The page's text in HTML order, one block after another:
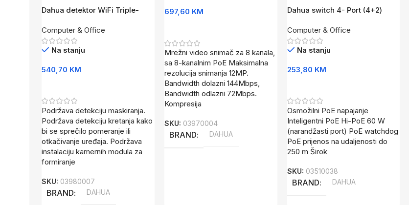
Dahua detektor WiFi Triple-
Computer & Office
Na stanju
540,70 KM
Podržava detekciju maskiranja.
Podržava detekciju kretanja kako
bi se sprečilo pomeranje ili
otkačivanje uređaja. Podržava
instalaciju kamernih modula za
formiranje
SKU: 03980007
BRAND DAHUA
697,60 KM
Mrežni video snimač za 8 kanala,
sa 8-kanalnim PoE Maksimalna
rezolucija snimanja 12MP.
Bandwidth dolazni 144Mbps,
Bandwidth odlazni 72Mbps.
Kompresija
SKU: 03970004
BRAND DAHUA
Dahua switch 4- Port (4+2)
60-V2
Computer & Office
Na stanju
253,80 KM
Osmožilni PoE napajanje
Inteligentni PoE Hi-PoE 60 W
(narandžasti port) PoE watchdog
PoE prijenos na udaljenosti do
250 m Širok
SKU: 03510038
BRAND DAHUA